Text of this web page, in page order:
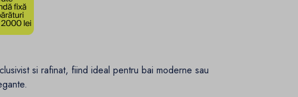
si rafinat, fiind ideal pentru bai moderne sau